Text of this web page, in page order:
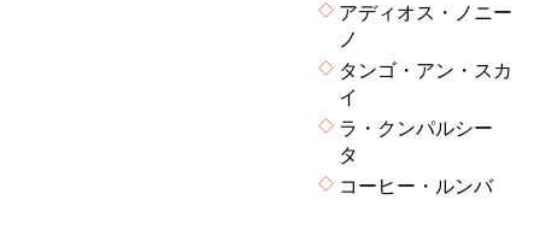
◇ アディオス・ノニー
ノ
◇ タンゴ・アン・スカ
イ
◇ ラ・クンパルシー
タ
◇ コーヒー・ルンバ